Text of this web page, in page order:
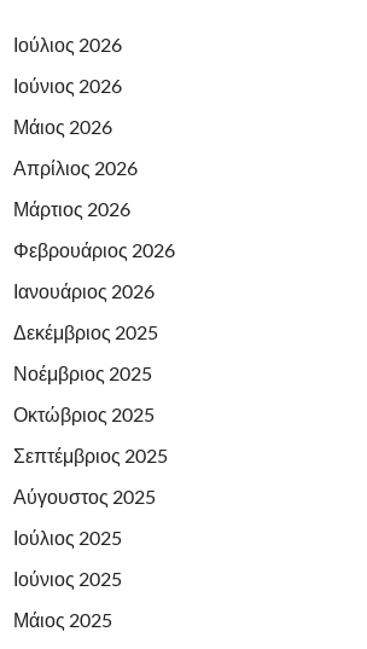
Ιούλιος 2026
Ιούνιος 2026
Μάιος 2026
Απρίλιος 2026
Μάρτιος 2026
Φεβρουάριος 2026
Ιανουάριος 2026
Δεκέμβριος 2025
Νοέμβριος 2025
Οκτώβριος 2025
Σεπτέμβριος 2025
Αύγουστος 2025
Ιούλιος 2025
Ιούνιος 2025
Μάιος 2025